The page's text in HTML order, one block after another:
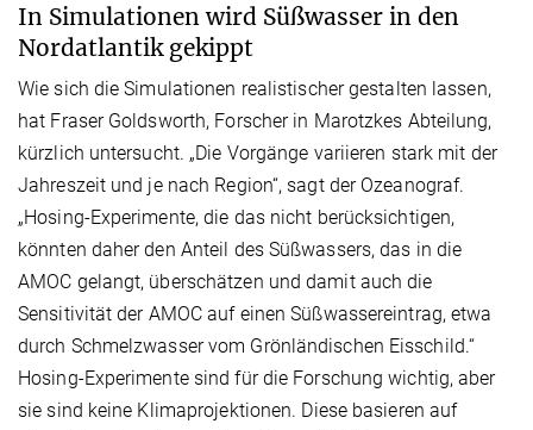
In Simulationen wird Süßwasser in den
Nordatlantik gekippt
Wie sich die Simulationen realistischer gestalten lassen,
hat Fraser Goldsworth, Forscher in Marotzkes Abteilung,
kürzlich untersucht. „Die Vorgänge variieren stark mit der
Jahreszeit und je nach Region“, sagt der Ozeanograf.
„Hosing-Experimente, die das nicht berücksichtigen,
könnten daher den Anteil des Süßwassers, das in die
AMOC gelangt, überschätzen und damit auch die
Sensitivität der AMOC auf einen Süßwassereintrag, etwa
durch Schmelzwasser vom Grönländischen Eisschild.“
Hosing-Experimente sind für die Forschung wichtig, aber
sie sind keine Klimaprojektionen. Diese basieren auf